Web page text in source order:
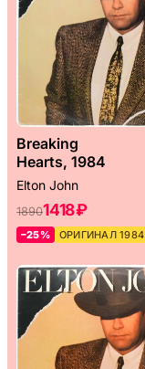
Breaking
Hearts, 1984
Elton John
18901418 ₽
–25% ОРИГИНАЛ 1984